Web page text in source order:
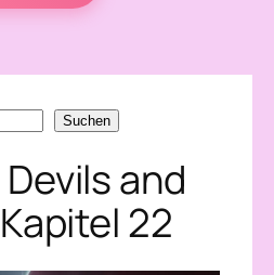
Suchen
and
22